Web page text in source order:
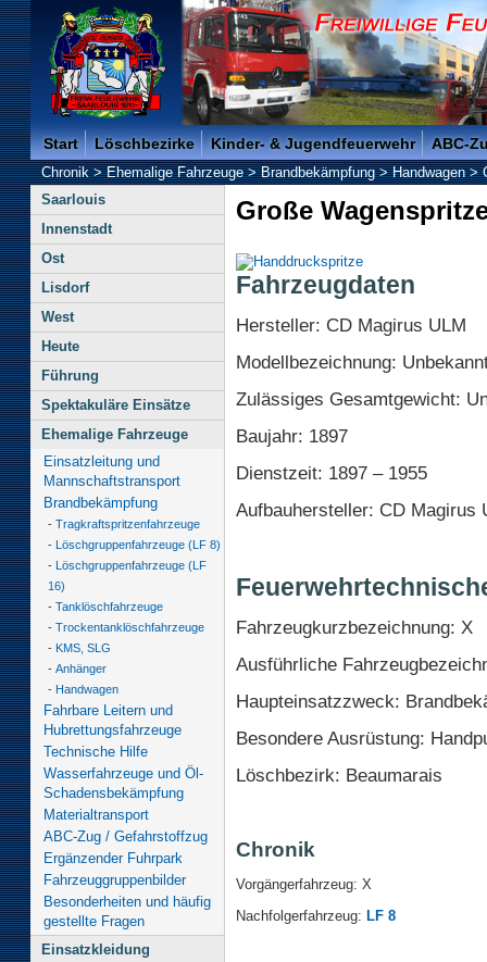
Freiwillige Feuerwehr der Kreisstadt Saarlouis -
Start Löschbezirke Kinder- & Jugendfeuerwehr ABC-
Chronik>Ehemalige Fahrzeuge>Brandbekämpfung>Handwagen>
Saarlouis
Innenstadt
Ost
Lisdorf
West
Heute
Führung
Spektakuläre Einsätze
Ehemalige Fahrzeuge
Einsatzleitung und
Mannschaftstransport
Brandbekämpfung
- Tragkraftspritzenfahrzeuge
- Löschgruppenfahrzeuge (LF 8)
- Löschgruppenfahrzeuge (LF
16)
- Tanklöschfahrzeuge
- Trockentanklöschfahrzeuge
- KMS, SLG
- Anhänger
- Handwagen
Fahrbare Leitern und
Hubrettungsfahrzeuge
Technische Hilfe
Wasserfahrzeuge und Öl-
Schadensbekämpfung
Materialtransport
ABC-Zug / Gefahrstoffzug
Ergänzender Fuhrpark
Fahrzeuggruppenbilder
Besonderheiten und häufig
gestellte Fragen
Einsatzkleidung
Große
Fahrzeugdaten
Hersteller: CD Magirus ULM
Modellbezeichnung:
Zulässiges Gesamtgewicht:
Baujahr: 1897
Dienstzeit: 1897 – 1955
Aufbauhersteller: CD Magirus
Fahrzeugkurzbezeichnung: X
Ausführliche
Haupteinsatzzweck:
Besondere Ausrüstung:
Löschbezirk: Beaumarais
Chronik
Vorgängerfahrzeug: X
Nachfolgerfahrzeug: LF 8